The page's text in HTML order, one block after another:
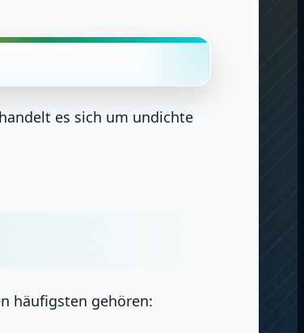
es sich um undichte
häufigsten gehören: